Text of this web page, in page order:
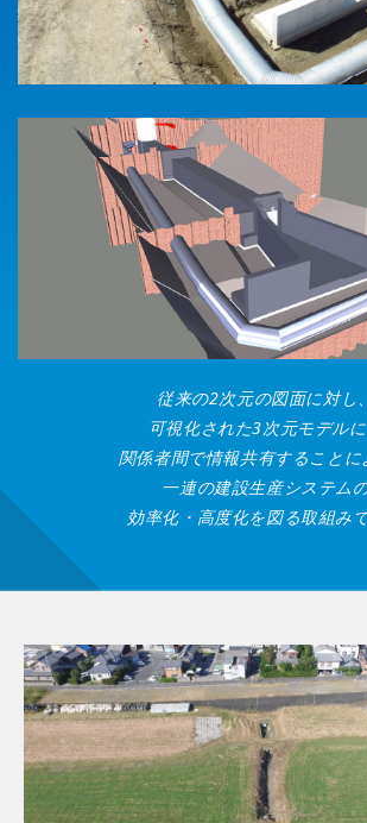
従来の2次元の図面に対し、
可視化された3次元モデル
関係者間で情報共有することに
一連の建設生産システム
効率化・高度化を図る取組みで